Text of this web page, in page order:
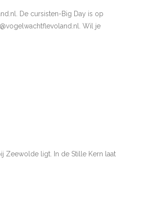
De cursisten-Big Day is op
Wil je
Zeewolde ligt. In de Stille Kern laat